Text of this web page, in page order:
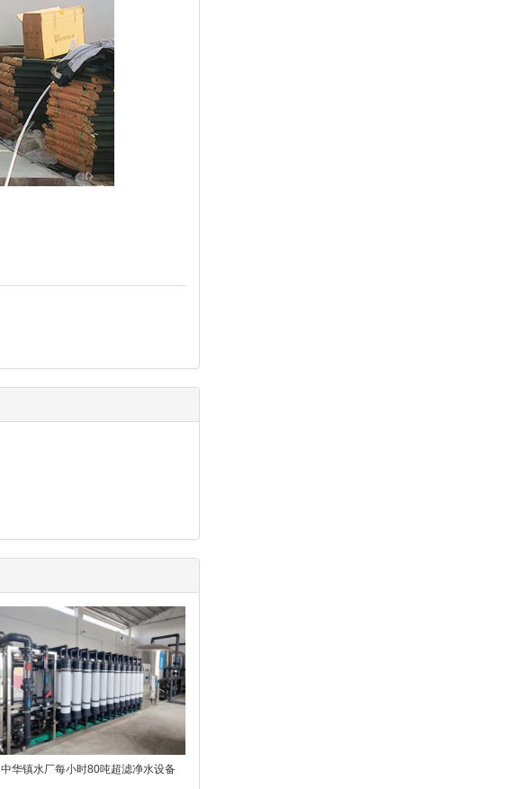
中华镇水厂每小时80吨超滤净水设备